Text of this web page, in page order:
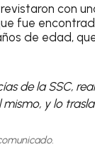
con
fue
de edad,
de la SSC,
mismo, y lo